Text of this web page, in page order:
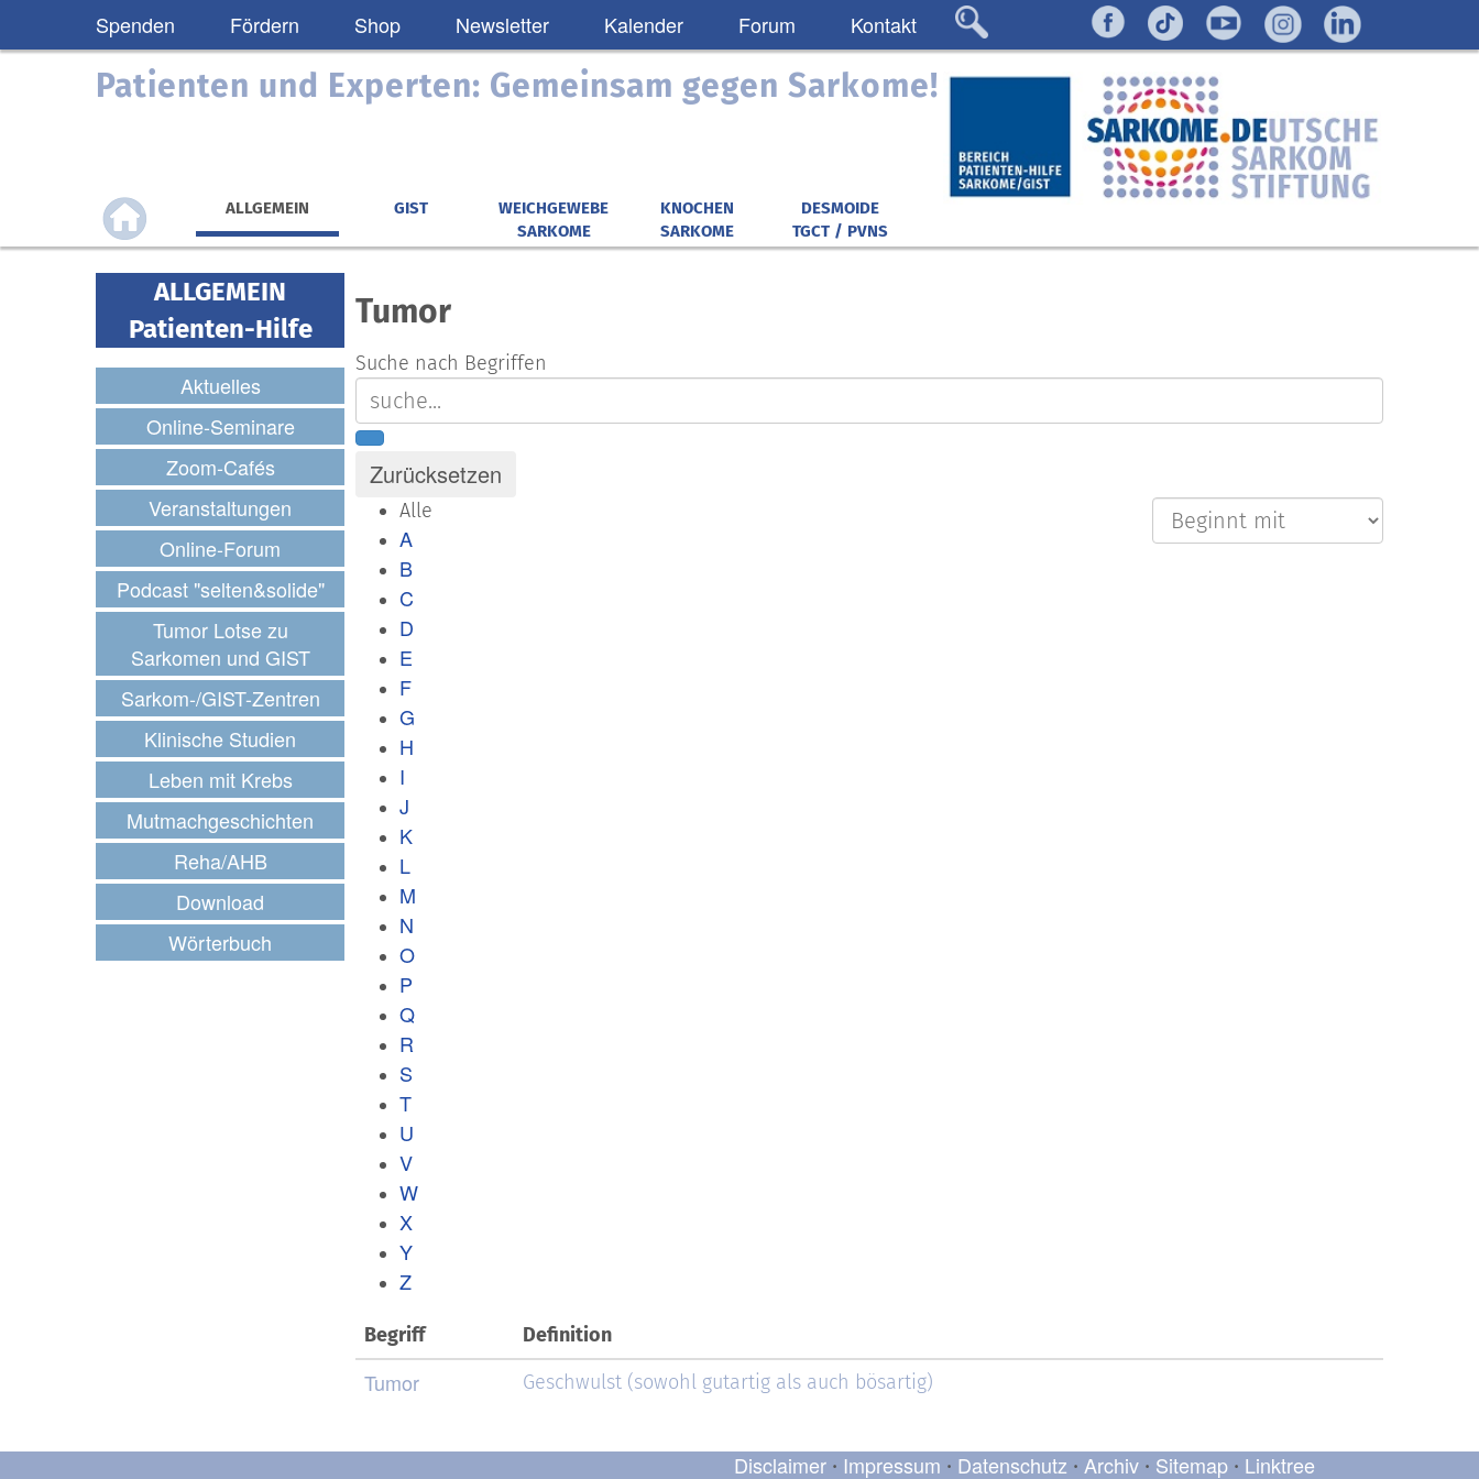
Spenden Fördern Shop Newsletter Kalender Forum Kontakt
Patienten und Experten: Gemeinsam gegen Sarkome!
ALLGEMEIN GIST
WEICHGEWEBE
SARKOME
KNOCHEN
SARKOME
DESMOIDE
TGCT / PVNS
ALLGEMEIN
Patienten-Hilfe
Aktuelles
Online-Seminare
Zoom-Cafés
Veranstaltungen
Online-Forum
Podcast "selten&solide"
Tumor Lotse zu
Sarkomen und GIST
Sarkom-/GIST-Zentren
Klinische Studien
Leben mit Krebs
Mutmachgeschichten
Reha/AHB
Download
Wörterbuch
Tumor
Suche nach Begriffen
Alle
A
B
C
D
E
F
G
H
I
J
K
L
M
N
O
P
Q
R
S
T
U
V
W
X
Y
Z
Begriff Definition
Tumor Geschwulst (sowohl gutartig als auch bösartig)
Disclaimer • Impressum • Datenschutz • Archiv • Sitemap • Linktree